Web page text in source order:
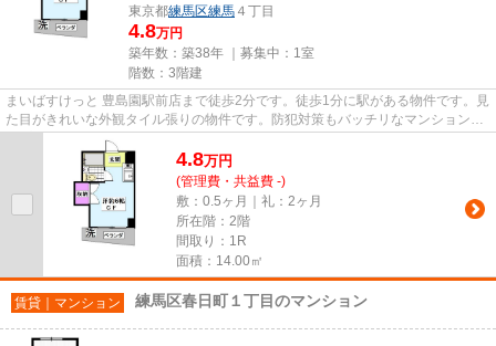
東京都練馬区練馬 ４丁目
4.8万円
築年数：築38年 ｜募集中： 1室
階数：3階建
まいばすけっと 豊島園駅前店まで徒歩2分です。徒歩1分に駅がある物件です。見
た目がきれいな外観タイル張りの物件です。防犯対策もバッチリなマンションタ
イプの物件です。当社スタッ...
4.8万円
(管理費・共益費 -)
敷：0.5ヶ月｜礼：2ヶ月
所在階：2階
間取り：1R
面積：14.00㎡
賃貸｜マンション 練馬区春日町１丁目のマンション